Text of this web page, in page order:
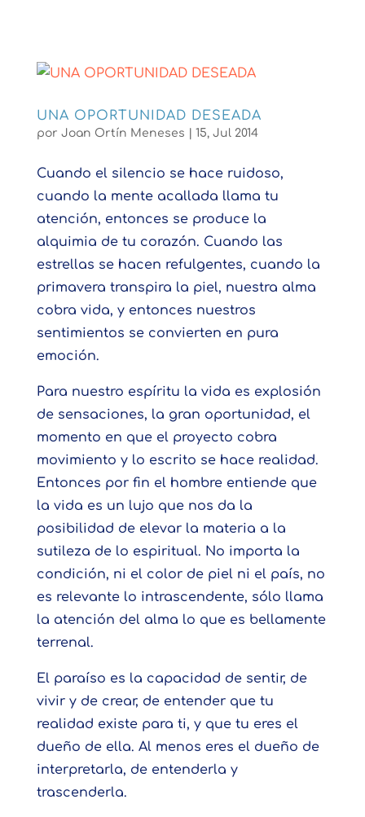
UNA OPORTUNIDAD DESEADA
por Joan Ortín Meneses 15, Jul 2014
Cuando el silencio se hace ruidoso,
cuando la mente acallada llama tu
atención, entonces se produce la
alquimia de tu corazón. Cuando las
estrellas se hacen refulgentes, cuando la
primavera transpira la piel, nuestra alma
cobra vida, y entonces nuestros
sentimientos se convierten en pura
emoción.
Para nuestro espíritu la vida es explosión
de sensaciones, la gran oportunidad, el
momento en que el proyecto cobra
movimiento y lo escrito se hace realidad.
Entonces por fin el hombre entiende que
la vida es un lujo que nos da la
posibilidad de elevar la materia a la
sutileza de lo espiritual. No importa la
condición, ni el color de piel ni el país, no
es relevante lo intrascendente, sólo llama
la atención del alma lo que es bellamente
terrenal.
El paraíso es la capacidad de sentir, de
vivir y de crear, de entender que tu
realidad existe para ti, y que tu eres el
dueño de ella. Al menos eres el dueño de
interpretarla, de entenderla y
trascenderla.